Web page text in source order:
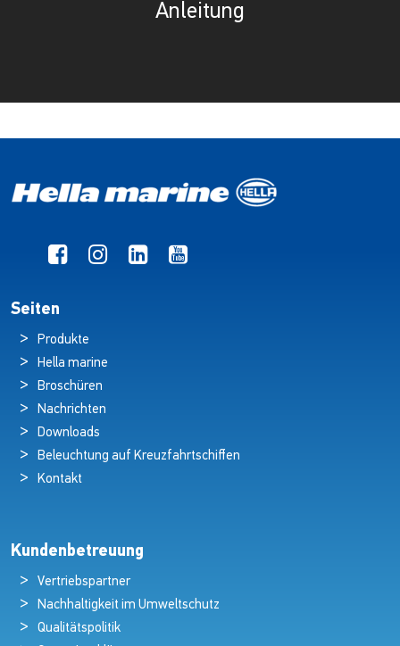
Anleitung
Seiten
Produkte
Hella marine
Broschüren
Nachrichten
Downloads
Beleuchtung auf Kreuzfahrtschiffen
Kontakt
Kundenbetreuung
Vertriebspartner
Nachhaltigkeit im Umweltschutz
Qualitätspolitik